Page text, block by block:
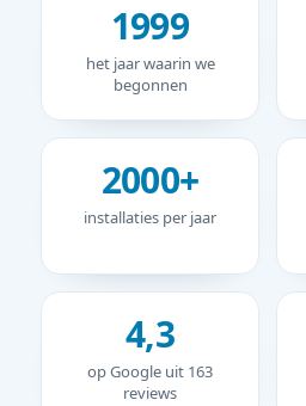
1999
het jaar waarin we
begonnen
2000+
installaties per jaar
4,3
op Google uit 163
reviews